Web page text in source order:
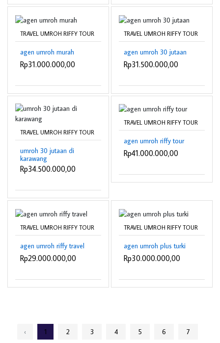
TRAVEL UMROH RIFFY TOUR
agen umroh murah
Rp31.000.000,00
TRAVEL UMROH RIFFY TOUR
agen umroh 30 jutaan
Rp31.500.000,00
TRAVEL UMROH RIFFY TOUR
umroh 30 jutaan di
karawang
Rp34.500.000,00
TRAVEL UMROH RIFFY TOUR
agen umroh riffy tour
Rp41.000.000,00
TRAVEL UMROH RIFFY TOUR
agen umroh riffy travel
Rp29.000.000,00
TRAVEL UMROH RIFFY TOUR
agen umroh plus turki
Rp30.000.000,00
‹ 1 2 3 4 5 6 7